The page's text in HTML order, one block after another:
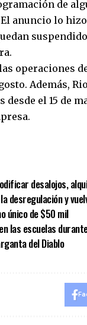
de
anuncio lo
operaciones
Además,
el 15 de
desalojos,
desregulación y
único de $50 mil
las escuelas
del Diablo